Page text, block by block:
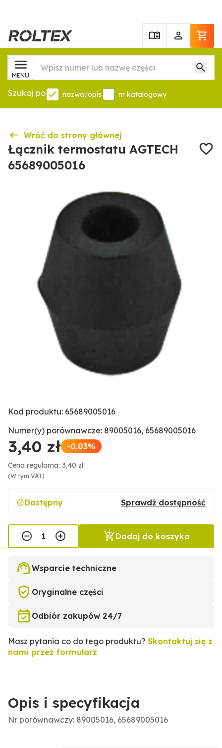
MENU
Szukaj po nazwa/opis nr katalogowy
Wróć do strony głównej
Łącznik termostatu AGTECH
65689005016
Kod produktu: 65689005016
Numer(y) porównawcze: 89005016, 65689005016
3,40 zł -0.03%
Cena regularna: 3,40 zł
(W tym VAT)
Dostępny Sprawdź dostępność
Dodaj do koszyka
Wsparcie techniczne
Oryginalne części
Odbiór zakupów 24/7
Masz pytania co do tego produktu? Skontaktuj się z
nami przez formularz
Opis i specyfikacja
Nr porównawczy: 89005016, 65689005016